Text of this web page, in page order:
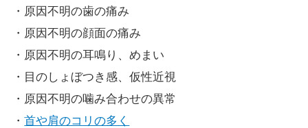
・原因不明の歯の痛み
・原因不明の顔面の痛み
・原因不明の耳鳴り、めまい
・目のしょぼつき感、仮性近視
・原因不明の噛み合わせの異常
・首や肩のコリの多く